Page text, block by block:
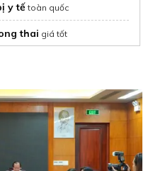
y tếtoàn quốc
thai giá tốt